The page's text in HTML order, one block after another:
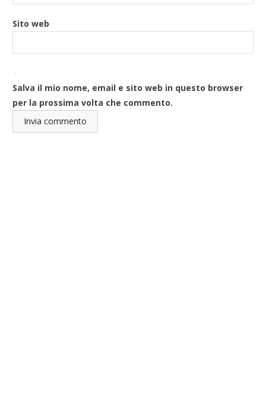
Sito web
Salva il mio nome, email e sito web in questo browser
per la prossima volta che commento.